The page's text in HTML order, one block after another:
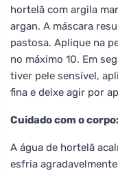
hortelã com argila
argan. A máscara
pastosa. Aplique na
no máximo 10. Em
tiver pele sensível,
fina e deixe agir por
Cuidado com o corpo:
A água de hortelã
esfria